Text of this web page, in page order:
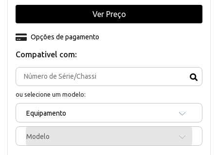
Compativel com:
ou selecione um modelo:
Equipamento
Modelo
Opções de pagamento
Ver Preço